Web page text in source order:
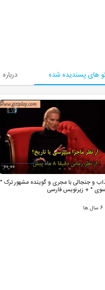
های پسندیده شده درباره
00:00
و جنجالی با مجری و گوینده مشهور ترک "
" + زیرنویس فارسی
6 سال ها